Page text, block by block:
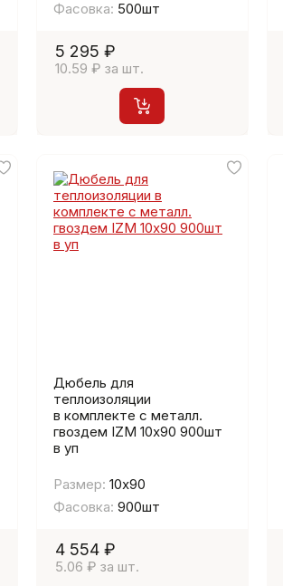
Фасовка: 500шт
5 295 ₽
10.59 ₽ за шт.
Дюбель для
теплоизоляции
в комплекте с металл.
гвоздем IZМ 10х90 900шт
в уп
Размер: 10х90
Фасовка: 900шт
4 554 ₽
5.06 ₽ за шт.